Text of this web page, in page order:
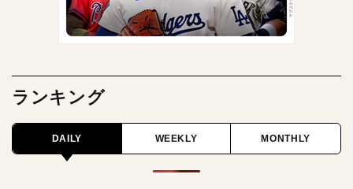
ランキング
DAILY WEEKLY MONTHLY